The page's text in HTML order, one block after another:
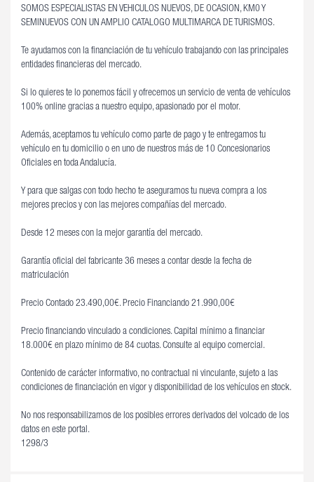
SOMOS ESPECIALISTAS EN VEHICULOS NUEVOS, DE OCASION, KM0 Y
SEMINUEVOS CON UN AMPLIO CATALOGO MULTIMARCA DE TURISMOS.
Te ayudamos con la financiación de tu vehículo trabajando con las principales
entidades financieras del mercado.
Si lo quieres te lo ponemos fácil y ofrecemos un servicio de venta de vehículos
100% online gracias a nuestro equipo, apasionado por el motor.
Además, aceptamos tu vehículo como parte de pago y te entregamos tu
vehículo en tu domicilio o en uno de nuestros más de 10 Concesionarios
Oficiales en toda Andalucía.
Y para que salgas con todo hecho te aseguramos tu nueva compra a los
mejores precios y con las mejores compañías del mercado.
Desde 12 meses con la mejor garantía del mercado.
Garantía oficial del fabricante 36 meses a contar desde la fecha de
matriculación
Precio Contado 23.490,00€. Precio Financiando 21.990,00€
Precio financiando vinculado a condiciones. Capital mínimo a financiar
18.000€ en plazo mínimo de 84 cuotas. Consulte al equipo comercial.
Contenido de carácter informativo, no contractual ni vinculante, sujeto a las
condiciones de financiación en vigor y disponibilidad de los vehículos en stock.
No nos responsabilizamos de los posibles errores derivados del volcado de los
datos en este portal.
1298/3